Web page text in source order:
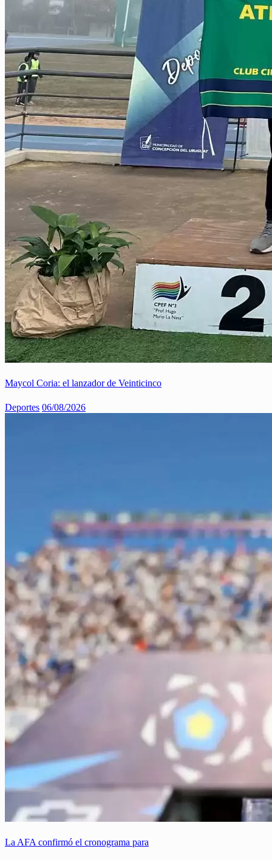
Maycol Coria: el lanzador de Veinticinco
Deportes 06/08/2026
La AFA confirmó el cronograma para